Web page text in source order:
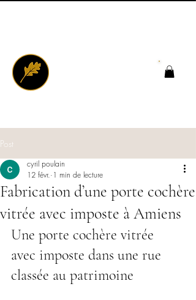
Post
Fabrication d’une porte cochère
vitrée avec imposte à Amiens
cyril poulain
12 févr. 1 min de lecture
Une porte cochère vitrée
avec imposte dans une rue
classée au patrimoine